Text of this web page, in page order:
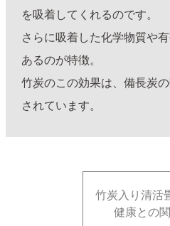
を吸着してくれるのです。
さらに吸着した化学物質や
あるのが特徴。
竹炭のこの効果は、備長炭
されています。
竹炭入り清活
健康との